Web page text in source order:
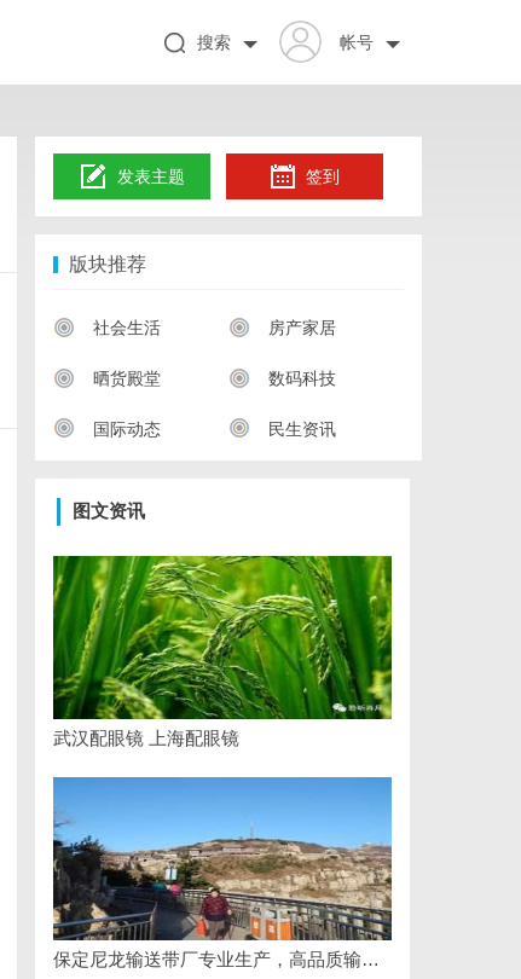
帐号
搜索
发表主题 签到
版块推荐
社会生活 房产家居
晒货殿堂 数码科技
国际动态 民生资讯
图文资讯
武汉配眼镜 上海配眼镜
保定尼龙输送带厂专业生产，高品质输送解决方案